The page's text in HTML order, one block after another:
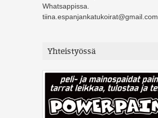
Whatsappissa.
tiina.espanjankatukoirat@gmail.com
Yhteistyössä